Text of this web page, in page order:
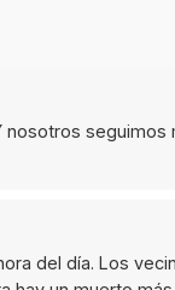
nosotros
del día. Los